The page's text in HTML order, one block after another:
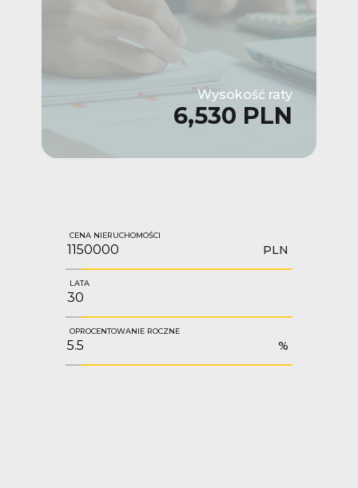
Wysokość raty
6,530 PLN
CENA NIERUCHOMOŚCI
PLN
LATA
OPROCENTOWANIE ROCZNE
%